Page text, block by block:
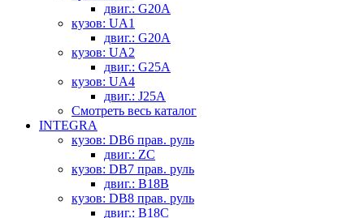
двиг.: G20A
кузов: UA1
двиг.: G20A
кузов: UA2
двиг.: G25A
кузов: UA4
двиг.: J25A
Смотреть весь каталог
INTEGRA
кузов: DB6 прав. руль
двиг.: ZC
кузов: DB7 прав. руль
двиг.: B18B
кузов: DB8 прав. руль
двиг.: B18C